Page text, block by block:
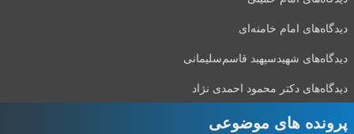
دیدگاه‌های امام خامنه‌ای
دیدگاه‌های شهید‌سپهبد قاسم‌سلیمانی
دیدگاه‌های دکتر محمود احمدی نژاد
پرونده های موضوعی